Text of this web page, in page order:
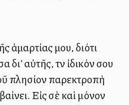
ἁμαρτίας μου, διότι
αὐτῆς, τὸν ἰδικόν σου
πλησίον παρεκτροπὴ
Εἰς σὲ καὶ μόνον